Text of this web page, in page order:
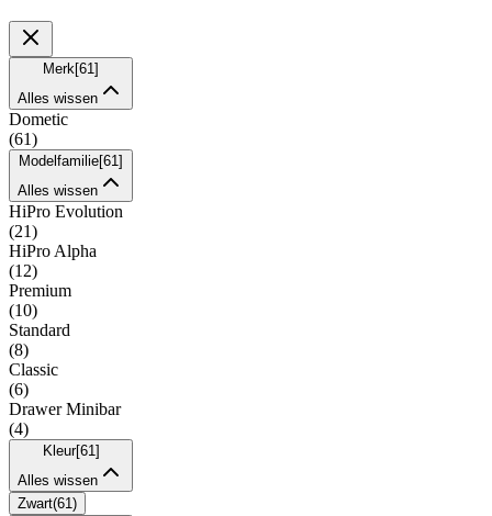
Merk [61 ]
Alles wissen
Dometic
(61)
Modelfamilie[61 ]
Alles wissen
HiPro Evolution
(21)
HiPro Alpha
(12)
Premium
(10)
Standard
(8)
Classic
(6)
Drawer Minibar
(4)
Kleur[61 ]
Alles wissen
Zwart(61 )